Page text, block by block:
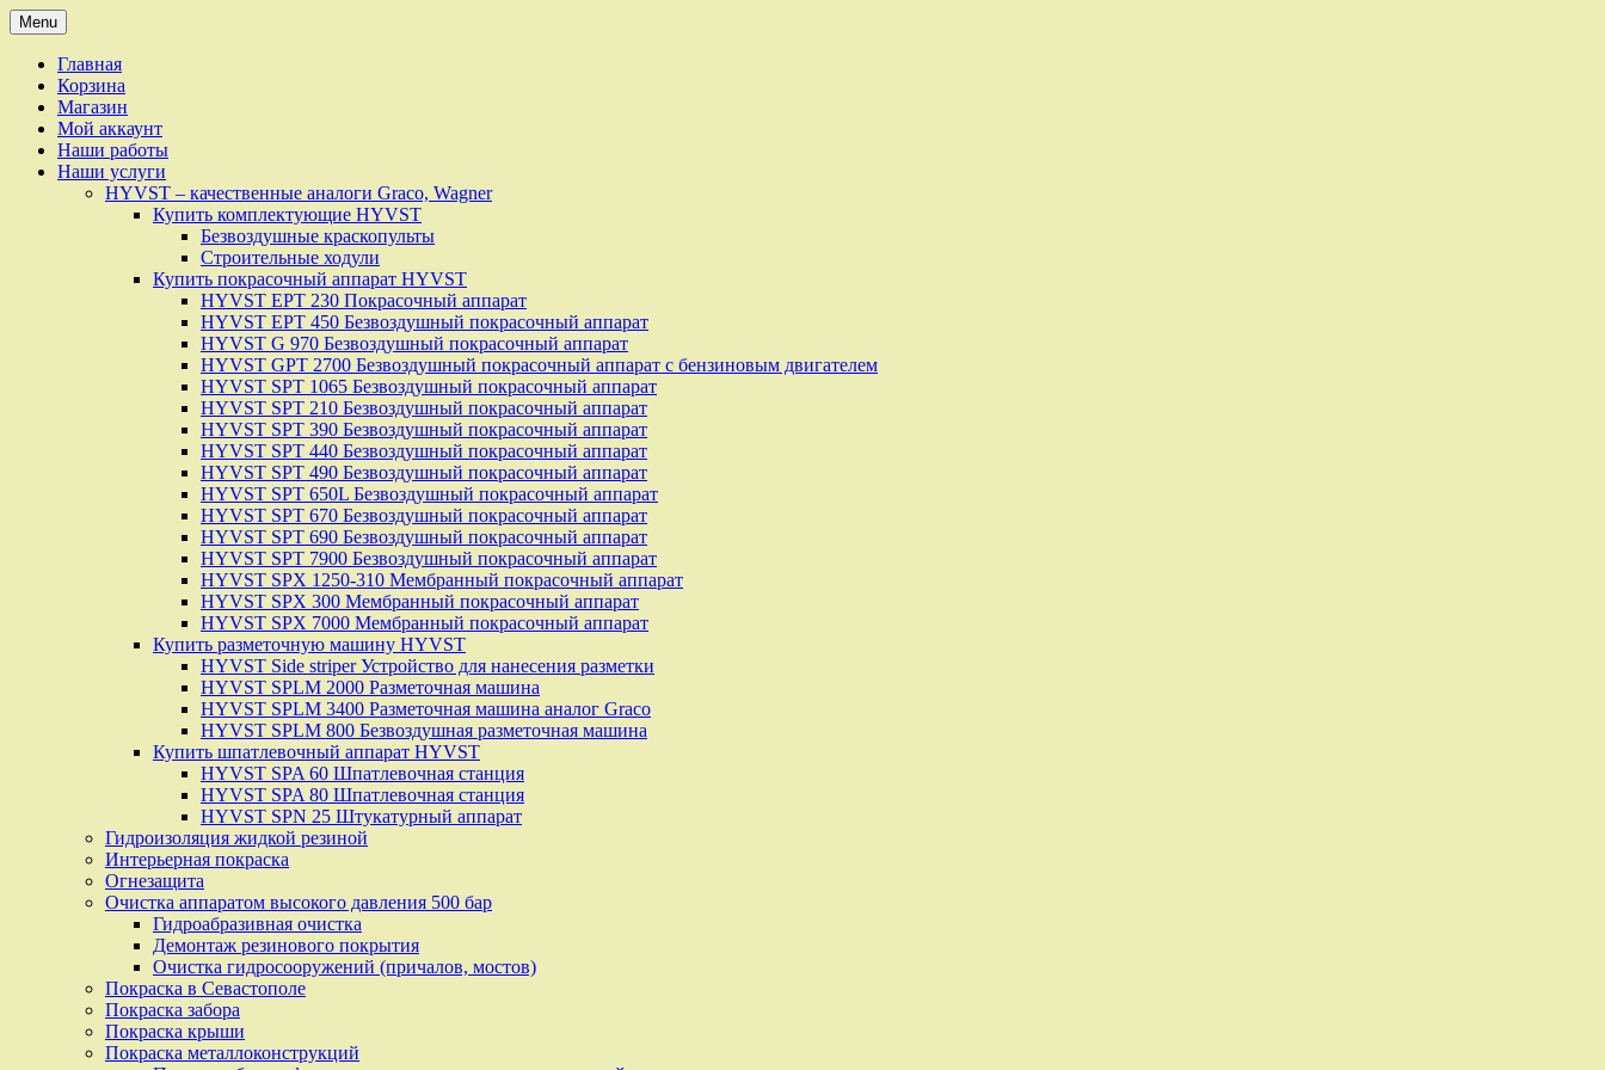
Skip
to
content
Menu
Главная
Корзина
Магазин
Мой аккаунт
Наши работы
Наши услуги
HYVST – качественные аналоги Graco, Wagner
Купить комплектующие HYVST
Безвоздушные краскопульты
Строительные ходули
Купить покрасочный аппарат HYVST
HYVST EPT 230 Покрасочный аппарат
HYVST EPT 450 Безвоздушный покрасочный аппарат
HYVST G 970 Безвоздушный покрасочный аппарат
HYVST GPT 2700 Безвоздушный покрасочный аппарат с бензиновым двигателем
HYVST SPT 1065 Безвоздушный покрасочный аппарат
HYVST SPT 210 Безвоздушный покрасочный аппарат
HYVST SPT 390 Безвоздушный покрасочный аппарат
HYVST SPT 440 Безвоздушный покрасочный аппарат
HYVST SPT 490 Безвоздушный покрасочный аппарат
HYVST SPT 650L Безвоздушный покрасочный аппарат
HYVST SPT 670 Безвоздушный покрасочный аппарат
HYVST SPT 690 Безвоздушный покрасочный аппарат
HYVST SPT 7900 Безвоздушный покрасочный аппарат
HYVST SPX 1250-310 Мембранный покрасочный аппарат
HYVST SPX 300 Мембранный покрасочный аппарат
HYVST SPX 7000 Мембранный покрасочный аппарат
Купить разметочную машину HYVST
HYVST Side striper Устройство для нанесения разметки
HYVST SPLM 2000 Разметочная машина
HYVST SPLM 3400 Разметочная машина аналог Graco
HYVST SPLM 800 Безвоздушная разметочная машина
Купить шпатлевочный аппарат HYVST
HYVST SPA 60 Шпатлевочная станция
HYVST SPA 80 Шпатлевочная станция
HYVST SPN 25 Штукатурный аппарат
Гидроизоляция жидкой резиной
Интерьерная покраска
Огнезащита
Очистка аппаратом высокого давления 500 бар
Гидроабразивная очистка
Демонтаж резинового покрытия
Очистка гидросооружений (причалов, мостов)
Покраска в Севастополе
Покраска забора
Покраска крыши
Покраска металлоконструкций